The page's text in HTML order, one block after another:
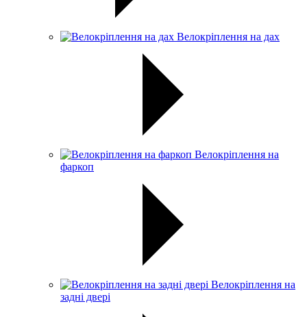
Велокріплення на дах
Велокріплення на
фаркоп
Велокріплення на
задні двері